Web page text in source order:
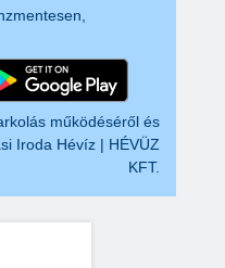
működéséről és
Iroda Hévíz | HÉVÜZ
KFT.